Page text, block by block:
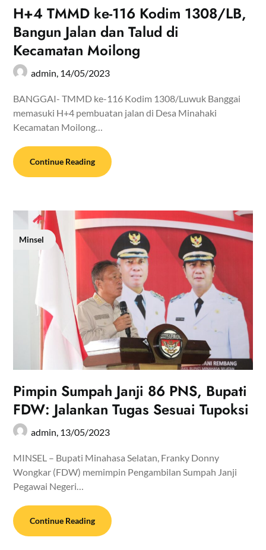
H+4 TMMD ke-116 Kodim 1308/LB,
Bangun Jalan dan Talud di
Kecamatan Moilong
admin, 14/05/2023
BANGGAI- TMMD ke-116 Kodim 1308/Luwuk Banggai
memasuki H+4 pembuatan jalan di Desa Minahaki
Kecamatan Moilong…
Continue Reading
Minsel
Pimpin Sumpah Janji 86 PNS, Bupati
FDW: Jalankan Tugas Sesuai Tupoksi
admin, 13/05/2023
MINSEL – Bupati Minahasa Selatan, Franky Donny
Wongkar (FDW) memimpin Pengambilan Sumpah Janji
Pegawai Negeri…
Continue Reading